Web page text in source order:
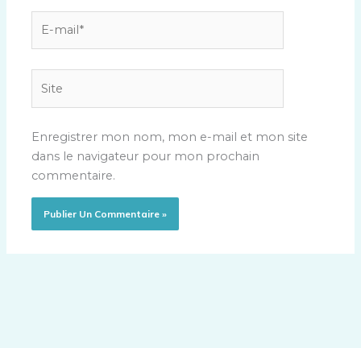
Enregistrer mon nom, mon e-mail et mon site
dans le navigateur pour mon prochain
commentaire.